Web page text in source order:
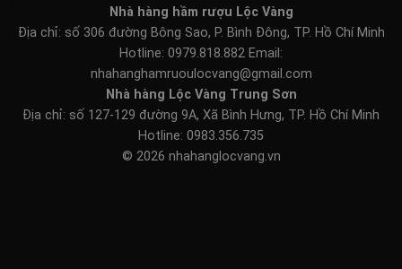
Nhà hàng hầm rượu Lộc Vàng
Địa chỉ: số 306 đường Bông Sao, P. Bình Đông, TP. Hồ Chí Minh
Hotline: 0979.818.882 Email:
nhahanghamruoulocvang@gmail.com
Nhà hàng Lộc Vàng Trung Sơn
Địa chỉ: số 127-129 đường 9A, Xã Bình Hưng, TP. Hồ Chí Minh
Hotline: 0983.356.735
© 2026 nhahanglocvang.vn